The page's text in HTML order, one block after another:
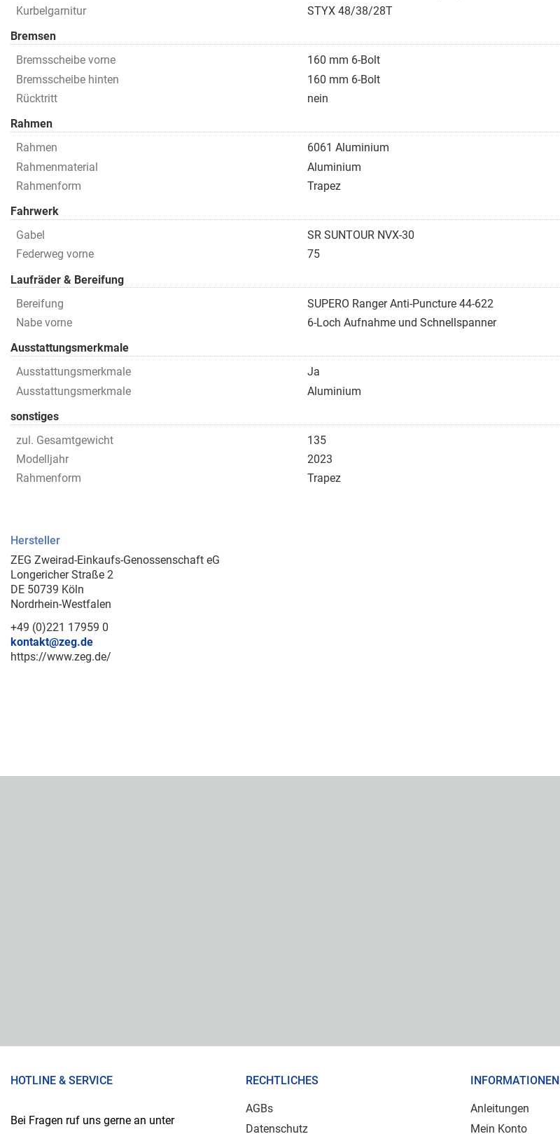
Kurbelgarnitur
STYX 48/38/28T
Bremsen
Bremsscheibe vorne
160 mm 6-Bolt
Bremsscheibe hinten
160 mm 6-Bolt
Rücktritt
nein
Rahmen
Rahmen
6061 Aluminium
Rahmenmaterial
Aluminium
Rahmenform
Trapez
Fahrwerk
Gabel
SR SUNTOUR NVX-30
Federweg vorne
75
Laufräder & Bereifung
Bereifung
SUPERO Ranger Anti-Puncture 44-622
Nabe vorne
6-Loch Aufnahme und Schnellspanner
Ausstattungsmerkmale
Ausstattungsmerkmale
Ja
Ausstattungsmerkmale
Aluminium
sonstiges
zul. Gesamtgewicht
135
Modelljahr
2023
Rahmenform
Trapez
Hersteller
ZEG Zweirad-Einkaufs-Genossenschaft eG
Longericher Straße 2
DE 50739 Köln
Nordrhein-Westfalen
+49 (0)221 17959 0
kontakt@zeg.de
https://www.zeg.de/
HOTLINE & SERVICE
Bei Fragen ruf uns gerne an unter
RECHTLICHES
AGBs
Datenschutz
INFORMATIONEN
Anleitungen
Mein Konto